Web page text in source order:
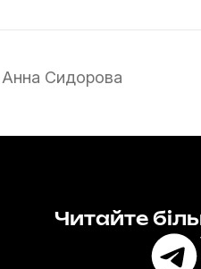
Анна Сидорова
Читайте